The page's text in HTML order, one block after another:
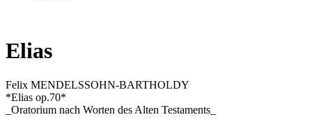
Elias
Felix MENDELSSOHN-BARTHOLDY
*Elias op.70*
_Oratorium nach Worten des Alten Testaments_